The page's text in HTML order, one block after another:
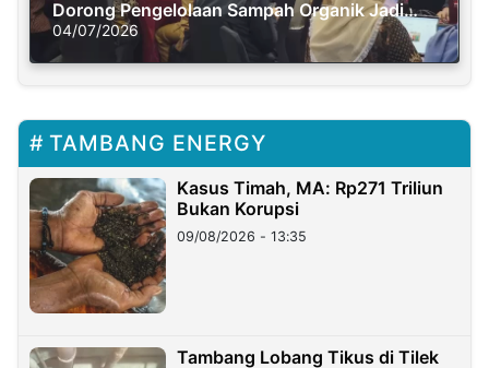
Dorong Pengelolaan Sampah Organik Jadi
Solusi Krisis Iklim
04/07/2026
TAMBANG ENERGY
Kasus Timah, MA: Rp271 Triliun
Bukan Korupsi
09/08/2026 - 13:35
Tambang Lobang Tikus di Tilek